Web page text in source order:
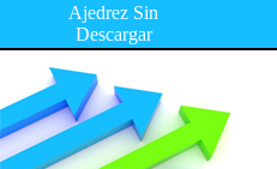
Ajedrez Sin
Descargar